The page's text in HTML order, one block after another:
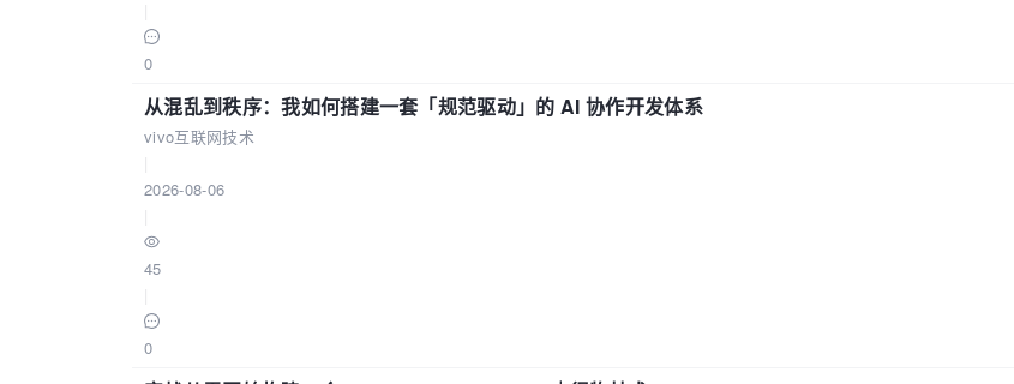
0
从混乱到秩序：我如何搭建一套「规范驱动」的 AI 协作开发体系
vivo互联网技术
2026-08-06
45
0